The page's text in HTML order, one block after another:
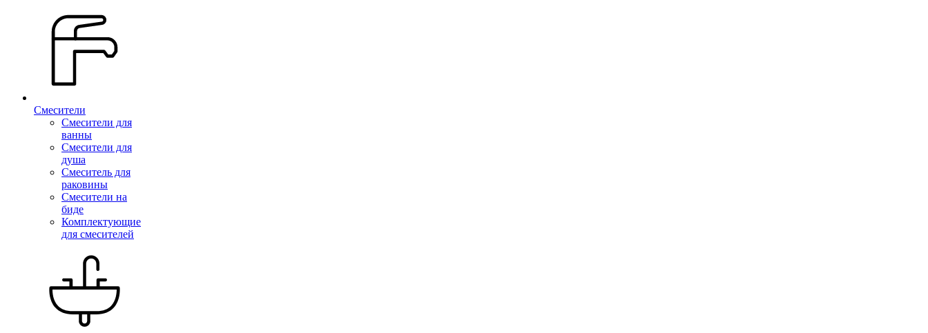
Смесители
Смесители для
ванны
Смесители для
душа
Смеситель для
раковины
Смесители на
биде
Комплектующие
для смесителей